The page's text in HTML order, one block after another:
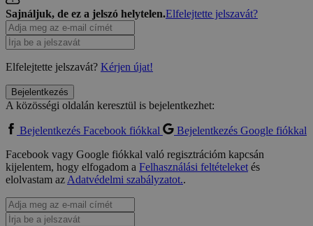
Sajnáljuk, de ez a jelszó helytelen.Elfelejtette jelszavát?
Elfelejtette jelszavát? Kérjen újat!
Bejelentkezés
A közösségi oldalán keresztül is bejelentkezhet:
Bejelentkezés Facebook fiókkal
Bejelentkezés Google fiókkal
Facebook vagy Google fiókkal való regisztrációm kapcsán
kijelentem, hogy elfogadom a Felhasználási feltételeketés
elolvastam azAdatvédelmi szabályzatot..